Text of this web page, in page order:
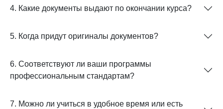
4. Какие документы выдают по окончании курса?
5. Когда придут оригиналы документов?
6. Соответствуют ли ваши программы
профессиональным стандартам?
7. Можно ли учиться в удобное время или есть